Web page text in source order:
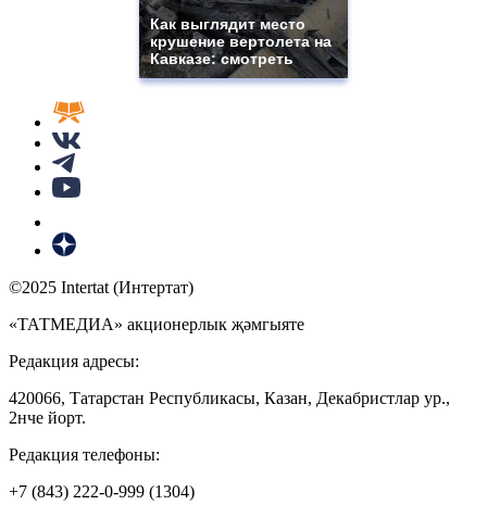
Как выглядит место
крушение вертолета на
Кавказе: смотреть
©2025 Intertat (Интертат)
«ТАТМЕДИА» акционерлык җәмгыяте
Редакция адресы:
420066, Татарстан Республикасы, Казан, Декабристлар ур.,
2нче йорт.
Редакция телефоны:
+7 (843) 222-0-999 (1304)